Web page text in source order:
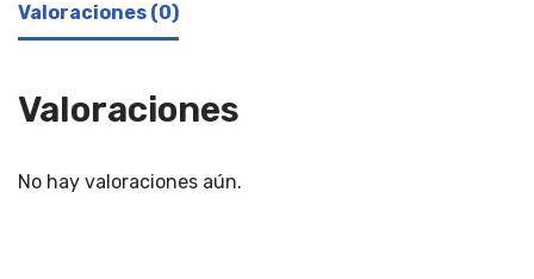
Valoraciones (0)
Valoraciones
No hay valoraciones aún.